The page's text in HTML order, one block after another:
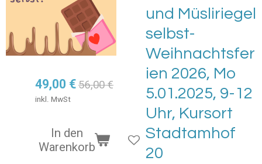
und Müsliriegel
selbst-
Weihnachtsfer
ien 2026, Mo
5.01.2025, 9-12
Uhr, Kursort
Stadtamhof
20
49,00 €56,00 €
inkl. MwSt
In den
Warenkorb